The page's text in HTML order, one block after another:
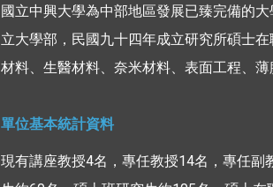
國立中興大學為中部地區發展已臻完備的
立大學部，民國九十四年成立研究所碩士
材料、生醫材料、奈米材料、表面工程、
單位基本統計資料
現有講座教授4名，專任教授14名，專任